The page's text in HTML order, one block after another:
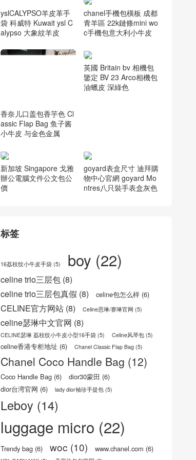
chanel手機包橫板 成都
青羊區 22k鏈條mini wo
c手機包意大利小牛皮
香奈儿口盖包香芋色 Cl
assic Flap Bag 鱼子酱
油蠟皮 深綠色
新加坡 Singapore 戈雅
ntres八只裝手表盒灰色
标签
16荔枝纹小牛皮手袋 (5) boy
celine trio三层包(8)
celine trio三层包真假(8) celine包怎么样(6)
CELINE官方网站 (8) Celine思琳/赛琳官网
celine瑟琳中文官网(8)
CELINE瑟琳 荔枝纹小牛皮小型16手袋
celine香港专柜地址
Chanel Coco Handle Bag
dior30蒙田
dior台湾官网(6) lady dior袖珍手提包